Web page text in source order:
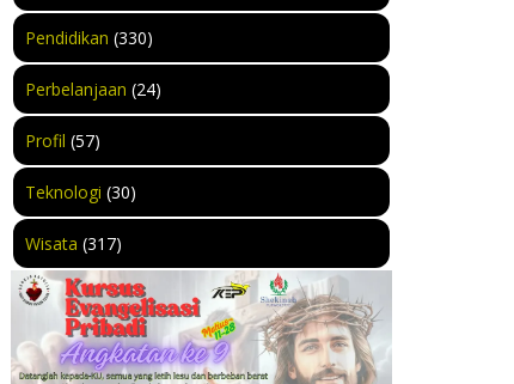
Pendidikan (330)
Perbelanjaan (24)
Profil (57)
Teknologi (30)
Wisata (317)